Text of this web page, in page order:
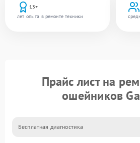
13+
лет опыта в ремонте техники
Прайс лист на
ошейников
Бесплатная диагностика